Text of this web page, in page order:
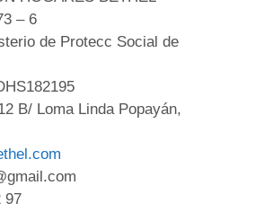
– 6
de Protecc Social de
B/ Loma Linda Popayán,
97